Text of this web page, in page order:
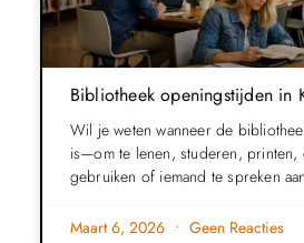
Bibliotheek openingstijden in
Wil je weten wanneer de
is—om te lenen, studeren, printen,
gebruiken of iemand te spreken
Maart 6, 2026 Geen Reacties